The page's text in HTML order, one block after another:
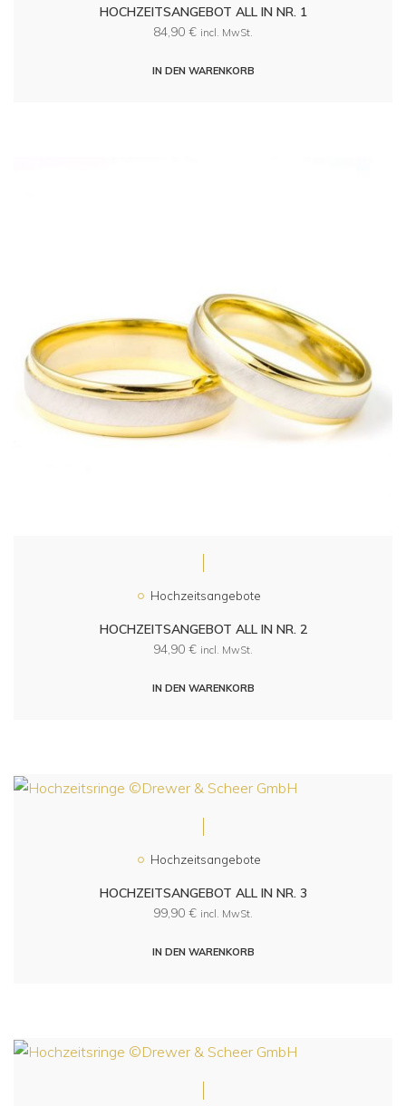
HOCHZEITSANGEBOT ALL IN NR. 1
84,90 € incl. MwSt.
IN DEN WARENKORB
Hochzeitsangebote
HOCHZEITSANGEBOT ALL IN NR. 2
94,90 € incl. MwSt.
IN DEN WARENKORB
Hochzeitsangebote
HOCHZEITSANGEBOT ALL IN NR. 3
99,90 € incl. MwSt.
IN DEN WARENKORB